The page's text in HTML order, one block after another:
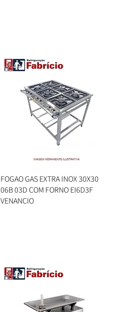
Visualização rápida
FOGAO GAS EXTRA INOX 30X30
06B 03D COM FORNO EI6D3F
VENANCIO